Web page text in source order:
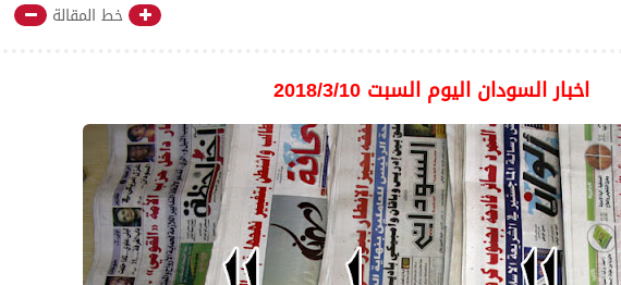
خط المقالة
اخبار السودان اليوم السبت 2018/3/10